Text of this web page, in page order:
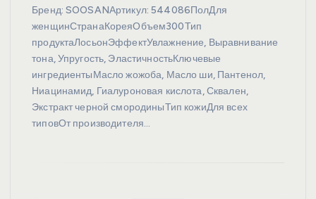
Бренд: SOOSANАртикул: 544086ПолДля
женщинСтранаКореяОбъем300Тип
продуктаЛосьонЭффектУвлажнение, Выравнивание
тона, Упругость, ЭластичностьКлючевые
ингредиентыМасло жожоба, Масло ши, Пантенол,
Ниацинамид, Гиалуроновая кислота, Сквален,
Экстракт черной смородиныТип кожиДля всех
типовОт производителя…